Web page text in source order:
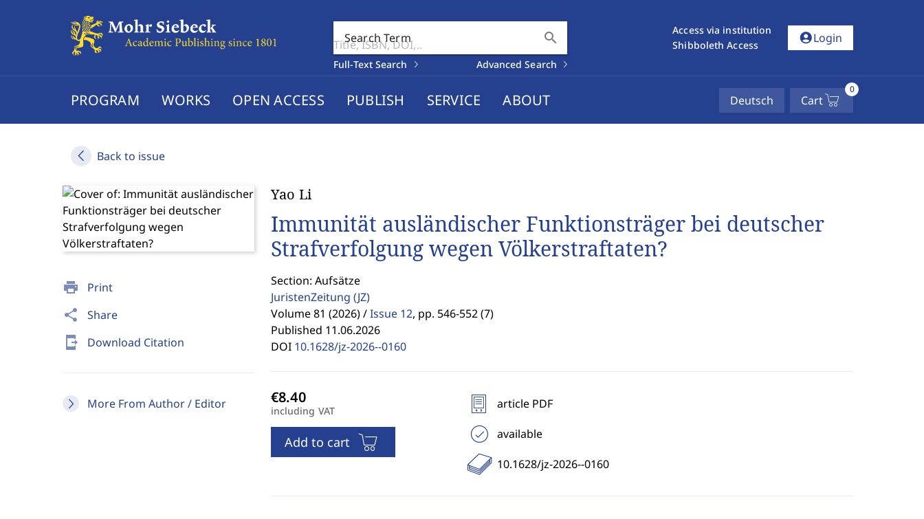
Search Term search
Full-Text Search Advanced Search
Access via institution
Shibboleth Access
account_circleLogin
PROGRAM WORKS OPEN ACCESS PUBLISH SERVICE ABOUT Deutsch Cart
0
Back to issue
print Print
share Share
send_to_mobile Download Citation
More From Author / Editor
Yao Li
Immunität ausländischer Funktionsträger bei deutscher
Strafverfolgung wegen Völkerstraftaten?
Section: Aufsätze
JuristenZeitung (JZ)
Volume 81 (2026) / Issue 12, pp. 546-552 (7)
Published 11.06.2026
DOI 10.1628/jz-2026--0160
including VAT
Add to cart
article PDF
available
10.1628/jz-2026--0160